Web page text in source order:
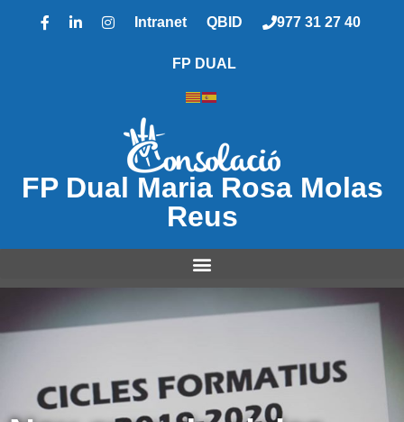
Intranet QBID 977 31 27 40
FP DUAL
FP Dual Maria Rosa Molas
Reus